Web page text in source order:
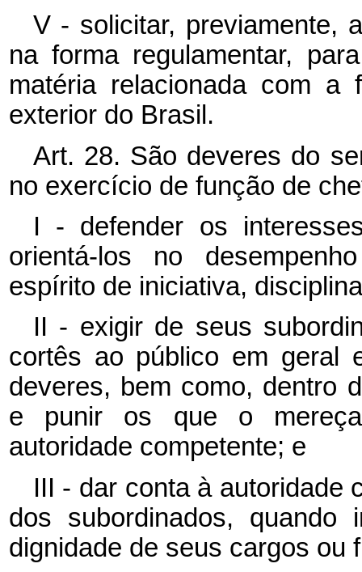
V - solicitar, previamente,
na forma regulamentar,
matéria relacionada com a
exterior do Brasil.
Art. 28. São deveres do
no exercício de função de
I - defender os
orientá-los no
espírito de iniciativa,
II - exigir de seus
cortês ao público em geral
deveres, bem como, dentro
e punir os que o
autoridade competente; e
III - dar conta à autoridade
dos subordinados,
dignidade de seus cargos ou